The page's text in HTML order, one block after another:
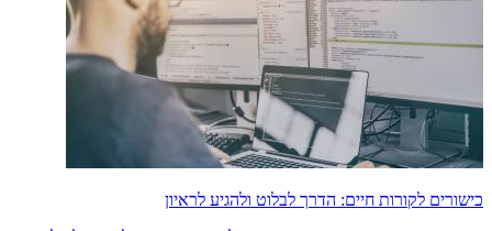
כישורים לקורות חיים: הדרך לבלוט ולהגיע לראיון